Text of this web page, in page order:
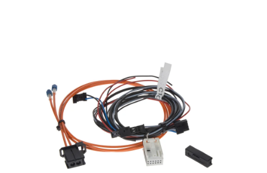
AUTOPOTAHY ŠITÉ NA MÍRU
AUTODOPLŇKY